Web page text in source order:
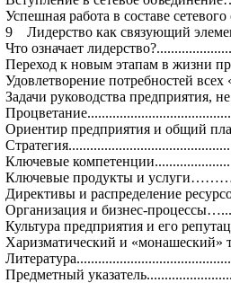
Успешная работа в составе
9 Лидерство как связующий
Что означает
Переход к новым этапам в жизни
Удовлетворение потребностей
Задачи руководства предприятия,
Ориентир предприятия и общий
Ключевые
Ключевые продукты и
Директивы и распределение
Организация и бизнес-
Культура предприятия и его
Харизматический и «монашеский»
Предметный